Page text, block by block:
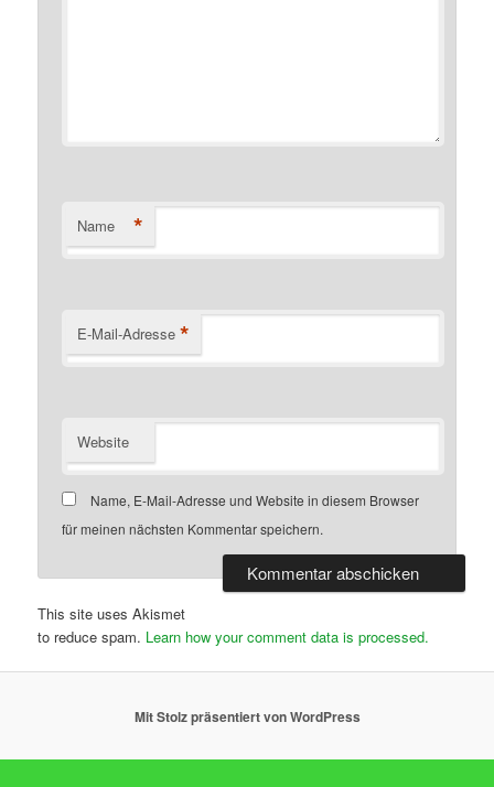
Name *
E-Mail-Adresse *
Website
Name, E-Mail-Adresse und Website in diesem Browser
für meinen nächsten Kommentar speichern.
This site uses Akismet
to reduce spam. Learn how your comment data is processed.
Mit Stolz präsentiert von WordPress